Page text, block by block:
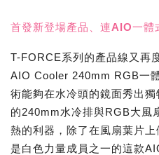
首發新登場產品、連AIO一體
T-FORCE系列的產品線又再
AIO Cooler 240mm RGB一
術能夠在水冷頭的鏡面秀出
的240mm水冷排與RGB大風
熱的利器，除了在風扇葉片
是白色力量成員之一的這款